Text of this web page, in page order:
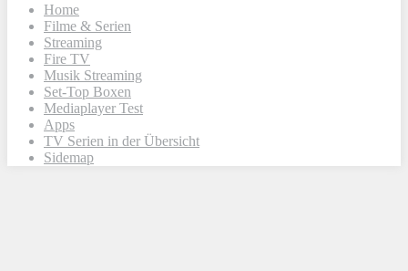
Home
Filme & Serien
Streaming
Fire TV
Musik Streaming
Set-Top Boxen
Mediaplayer Test
Apps
TV Serien in der Übersicht
Sidemap